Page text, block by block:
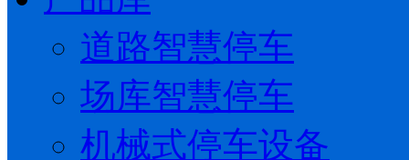
道路智慧停车
场库智慧停车
机械式停车设备